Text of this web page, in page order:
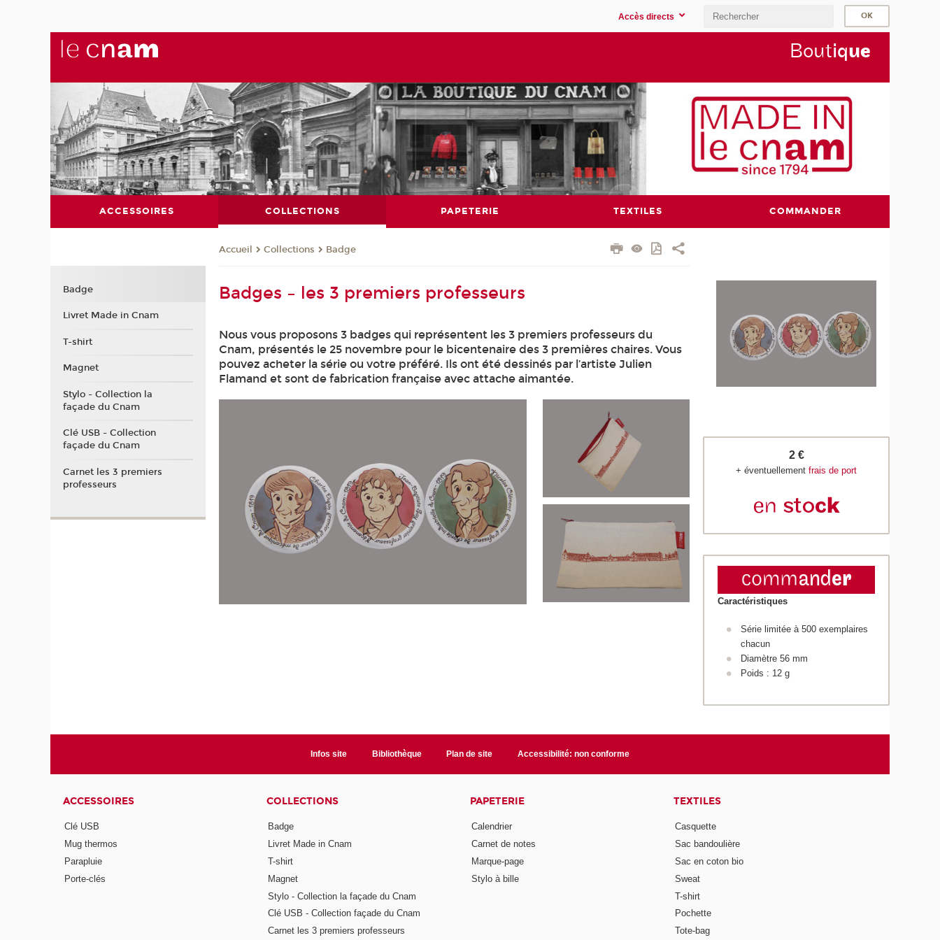
Accès directs
Boutique
ACCESSOIRES COLLECTIONS PAPETERIE TEXTILES COMMANDER
Accueil Collections Badge
Badges – les 3 premiers professeurs
Nous vous proposons 3 badges qui représentent les 3 premiers professeurs du
Cnam, présentés le 25 novembre pour le bicentenaire des 3 premières chaires. Vous
pouvez acheter la série ou votre préféré. Ils ont été dessinés par l’artiste Julien
Flamand et sont de fabrication française avec attache aimantée.
2 €
+ éventuellementfrais de port
Caractéristiques
Série limitée à 500 exemplaires
chacun
Diamètre 56 mm
Poids : 12 g
Badge
Livret Made in Cnam
T-shirt
Magnet
Stylo - Collection la
façade du Cnam
Clé USB - Collection
façade du Cnam
Carnet les 3 premiers
professeurs
Infos site Bibliothèque Plan de site Accessibilité: non conforme
ACCESSOIRES
Clé USB
Mug thermos
Parapluie
Porte-clés
COLLECTIONS
Badge
Livret Made in Cnam
T-shirt
Magnet
Stylo - Collection la façade du Cnam
Clé USB - Collection façade du Cnam
Carnet les 3 premiers professeurs
PAPETERIE
Calendrier
Carnet de notes
Marque-page
Stylo à bille
TEXTILES
Casquette
Sac bandoulière
Sac en coton bio
Sweat
T-shirt
Pochette
Tote-bag